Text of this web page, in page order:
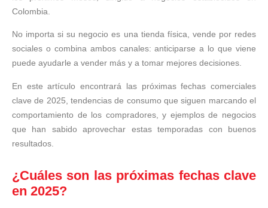
No importa si su negocio es una tienda física, vende por redes
sociales o combina ambos canales: anticiparse a lo que viene
puede ayudarle a vender más y a tomar mejores decisiones.
En este artículo encontrará las próximas fechas comerciales
clave de 2025, tendencias de consumo que siguen marcando el
comportamiento de los compradores, y ejemplos de negocios
que han sabido aprovechar estas temporadas con buenos
resultados.
¿Cuáles son las próximas fechas clave
en 2025?